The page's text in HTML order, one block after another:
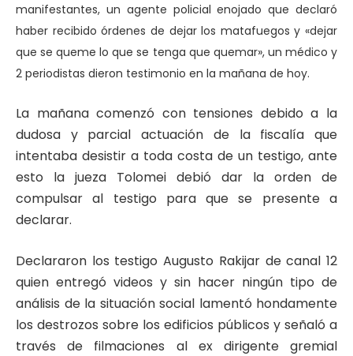
manifestantes, un agente policial enojado que declaró
haber recibido órdenes de dejar los matafuegos y «dejar
que se queme lo que se tenga que quemar», un médico y
2 periodistas dieron testimonio en la mañana de hoy.
La mañana comenzó con tensiones debido a la
dudosa y parcial actuación de la fiscalía que
intentaba desistir a toda costa de un testigo, ante
esto la jueza Tolomei debió dar la orden de
compulsar al testigo para que se presente a
declarar.
Declararon los testigo Augusto Rakijar de canal 12
quien entregó videos y sin hacer ningún tipo de
análisis de la situación social lamentó hondamente
los destrozos sobre los edificios públicos y señaló a
través de filmaciones al ex dirigente gremial